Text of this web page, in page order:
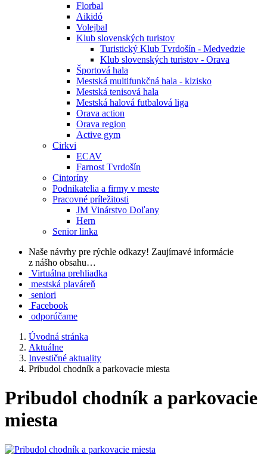
Florbal
Aikidó
Volejbal
Klub slovenských turistov
Turistický Klub Tvrdošín - Medvedzie
Klub slovenských turistov - Orava
Športová hala
Mestská multifunkčná hala - klzisko
Mestská tenisová hala
Mestská halová futbalová liga
Orava action
Orava region
Active gym
Cirkvi
ECAV
Farnost Tvrdošín
Cintoríny
Podnikatelia a firmy v meste
Pracovné príležitosti
JM Vinárstvo Doľany
Hern
Senior linka
Naše návrhy pre rýchle odkazy! Zaujímavé informácie
z nášho obsahu…
Virtuálna prehliadka
mestská plaváreň
seniori
Facebook
odporúčame
Úvodná stránka
Aktuálne
Investičné aktuality
Pribudol chodník a parkovacie miesta
Pribudol chodník a parkovacie
miesta